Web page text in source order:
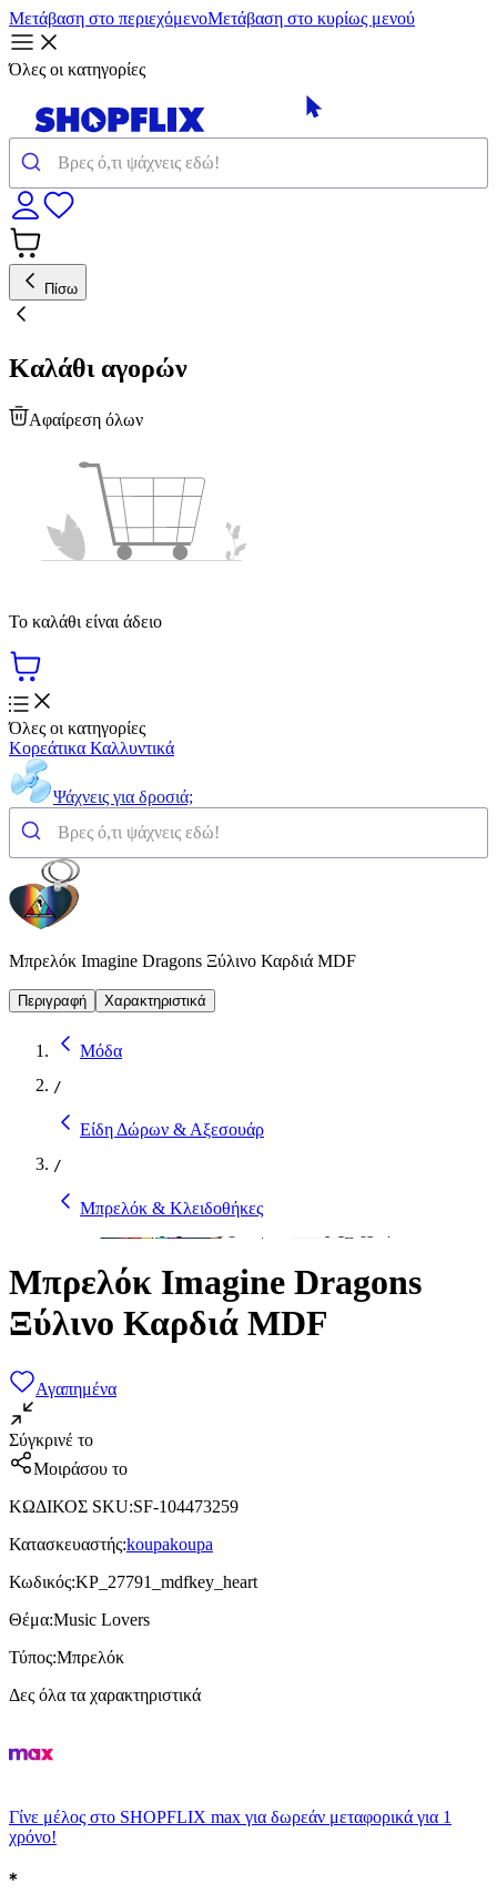
Μετάβαση στο περιεχόμενοΜετάβαση στο κυρίως μενού
Όλες οι κατηγορίες
Πίσω
Καλάθι αγορών
Αφαίρεση όλων
Το καλάθι είναι άδειο
Όλες οι κατηγορίες
Κορεάτικα Καλλυντικά
Ψάχνεις για δροσιά;
Μπρελόκ Imagine Dragons Ξύλινο Καρδιά MDF
Περιγραφή Χαρακτηριστικά
Μόδα
/
Είδη Δώρων & Αξεσουάρ
/
Μπρελόκ & Κλειδοθήκες
Μπρελόκ Imagine Dragons
Ξύλινο Καρδιά MDF
Αγαπημένα
Σύγκρινέ το
Μοιράσου το
ΚΩΔΙΚΟΣ SKU:SF-104473259
Κατασκευαστής:koupakoupa
Κωδικός:KP_27791_mdfkey_heart
Θέμα:Music Lovers
Τύπος:Μπρελόκ
Δες όλα τα χαρακτηριστικά
Γίνε μέλος στο SHOPFLIX max για δωρεάν μεταφορικά για 1
χρόνο!